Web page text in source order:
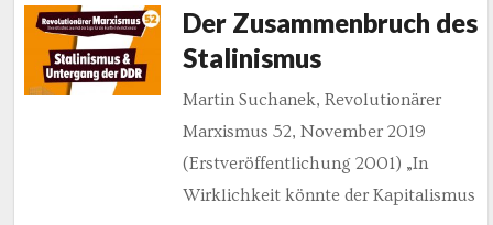
Der Zusammenbruch des
Stalinismus
Martin Suchanek, Revolutionärer
Marxismus 52, November 2019
(Erstveröffentlichung 2001) „In
Wirklichkeit könnte der Kapitalismus